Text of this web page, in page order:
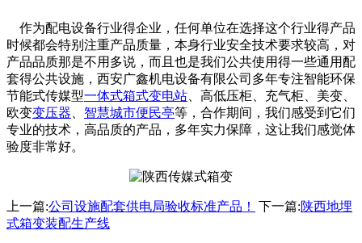
作为配电设备行业得企业，任何单位在选择这个行业得产品
时候都会特别注重产品质量，本身行业安全技术要求较高，对
产品品质那是不用多说，而且也是我们公共使用得一些通用配
套得公共设施，西安广鑫机电设备有限公司多年专注智能环保
节能式传媒型一体式箱式变电站 、高低压柜、充气柜、美变、
欧变变压器 智慧城市便民亭等，合作期间，我们感受到它们
专业的技术，高品质的产品，多年实力保障，这让我们感觉体
验度非常好。
上一篇:公司设施配套供电局验收标准产品！ 下一篇:陕西地埋
式箱变装配生产线